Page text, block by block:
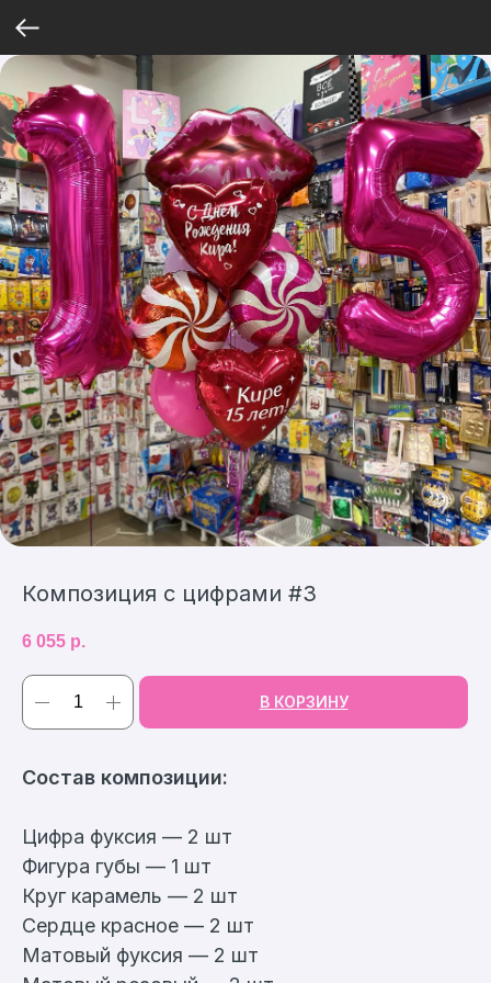
Композиция с цифрами #3
6 055 р.
В КОРЗИНУ
Cостав композиции:
Цифра фуксия — 2 шт
Фигура губы — 1 шт
Круг карамель — 2 шт
Сердце красное — 2 шт
Матовый фуксия — 2 шт